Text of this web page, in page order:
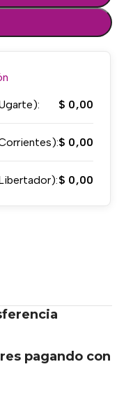
$ 0,00
$ 0,00
$ 0,00
pagando con